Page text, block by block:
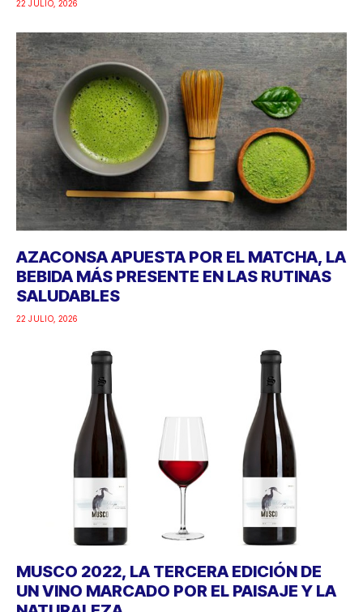
22 JULIO, 2026
AZACONSA APUESTA POR EL MATCHA, LA
BEBIDA MÁS PRESENTE EN LAS RUTINAS
SALUDABLES
22 JULIO, 2026
MUSCO 2022, LA TERCERA EDICIÓN DE
UN VINO MARCADO POR EL PAISAJE Y LA